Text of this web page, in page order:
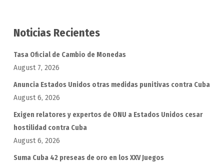
Noticias Recientes
Tasa Oficial de Cambio de Monedas
August 7, 2026
Anuncia Estados Unidos otras medidas punitivas contra Cuba
August 6, 2026
Exigen relatores y expertos de ONU a Estados Unidos cesar
hostilidad contra Cuba
August 6, 2026
Suma Cuba 42 preseas de oro en los XXV Juegos